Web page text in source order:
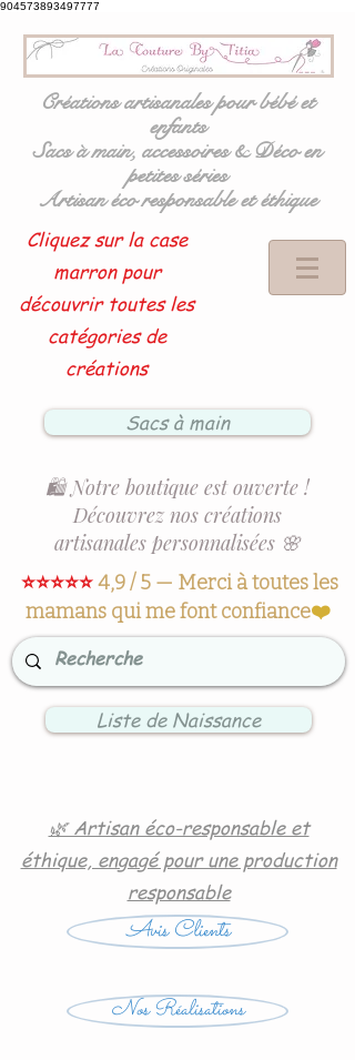
904573893497777
Créations artisanales pour bébé et
enfants
Sacs à main, accessoires & Déco en
petites séries
Artisan éco responsable et éthique
Cliquez sur la case
marron pour
découvrir toutes les
catégories de
créations
Sacs à main
🛍️ Notre boutique est ouverte !
Découvrez nos créations
artisanales personnalisées 🌸
⭐⭐⭐⭐⭐4,9 / 5 — Merci à toutes les
mamans qui me font confiance❤️
Liste de Naissance
🌿 Artisan éco-responsable et
éthique, engagé pour une production
responsable
Avis Clients
Nos Réalisations